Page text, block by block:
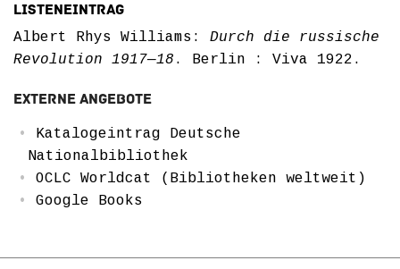
Listeneintrag
Albert Rhys Williams: Durch die russische
Revolution 1917—18 . Berlin : Viva 1922.
Externe Angebote
Katalogeintrag Deutsche
Nationalbibliothek
OCLC Worldcat (Bibliotheken weltweit)
Google Books